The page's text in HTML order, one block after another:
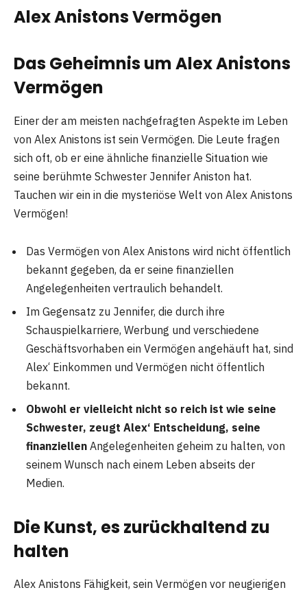
Alex Anistons Vermögen
Das Geheimnis um Alex Anistons
Vermögen
Einer der am meisten nachgefragten Aspekte im Leben
von Alex Anistons ist sein Vermögen. Die Leute fragen
sich oft, ob er eine ähnliche finanzielle Situation wie
seine berühmte Schwester Jennifer Aniston hat.
Tauchen wir ein in die mysteriöse Welt von Alex Anistons
Vermögen!
Das Vermögen von Alex Anistons wird nicht öffentlich
bekannt gegeben, da er seine finanziellen
Angelegenheiten vertraulich behandelt.
Im Gegensatz zu Jennifer, die durch ihre
Schauspielkarriere, Werbung und verschiedene
Geschäftsvorhaben ein Vermögen angehäuft hat, sind
Alex‘ Einkommen und Vermögen nicht öffentlich
bekannt.
Obwohl er vielleicht nicht so reich ist wie seine
Schwester, zeugt Alex‘ Entscheidung, seine
finanziellen Angelegenheiten geheim zu halten, von
seinem Wunsch nach einem Leben abseits der
Medien.
Die Kunst, es zurückhaltend zu
halten
Alex Anistons Fähigkeit, sein Vermögen vor neugierigen